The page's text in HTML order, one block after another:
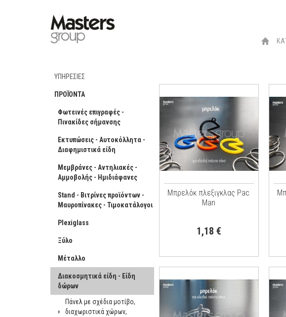
ΥΠΗΡΕΣΙΕΣ
ΠΡΟΪΟΝΤΑ
Φωτεινές επιγραφές -
Πινακίδες σήμανσης
Εκτυπώσεις - Αυτοκόλλητα -
Διαφημιστικά είδη
Μεμβράνες - Αντηλιακές -
Αμμοβολής - Ημιδιάφανες
Stand - Βιτρίνες προϊόντων -
Μαυροπίνακες - Τιμοκατάλογοι
Plexiglass
Ξύλο
Μέταλλο
Διακοσμητικά είδη - Είδη
δώρων
Πάνελ με σχέδια μοτίβο,
διαχωριστικά χώρων,
Μπρελόκ πλεξιγκλας Pac
Man
1,18 €